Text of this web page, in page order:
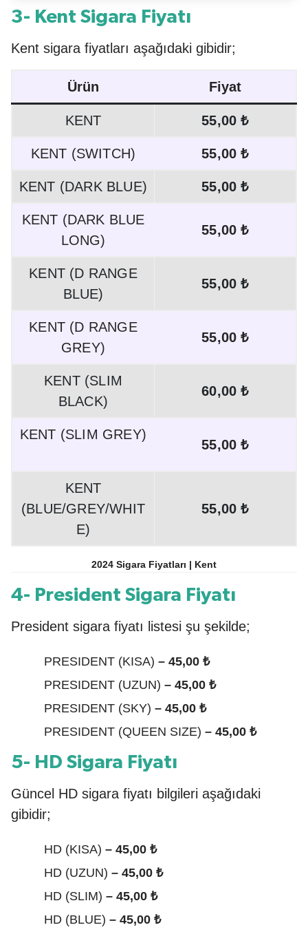
3- Kent Sigara Fiyatı
Kent sigara fiyatları aşağıdaki gibidir;
Ürün Fiyat
KENT 55,00 ₺
KENT (SWITCH) 55,00 ₺
KENT (DARK BLUE) 55,00 ₺
KENT (DARK BLUE
LONG)
55,00 ₺
KENT (D RANGE
BLUE)
55,00 ₺
KENT (D RANGE
GREY)
55,00 ₺
KENT (SLIM
BLACK)
60,00 ₺
KENT (SLIM GREY)
55,00 ₺
KENT
(BLUE/GREY/WHIT
E)
55,00 ₺
2024 Sigara Fiyatları | Kent
4- President Sigara Fiyatı
President sigara fiyatı listesi şu şekilde;
PRESIDENT (KISA) – 45,00 ₺
PRESIDENT (UZUN) – 45,00 ₺
PRESIDENT (SKY) – 45,00 ₺
PRESIDENT (QUEEN SIZE) – 45,00 ₺
5- HD Sigara Fiyatı
Güncel HD sigara fiyatı bilgileri aşağıdaki
gibidir;
HD (KISA) – 45,00 ₺
HD (UZUN) – 45,00 ₺
HD (SLIM) – 45,00 ₺
HD (BLUE) – 45,00 ₺